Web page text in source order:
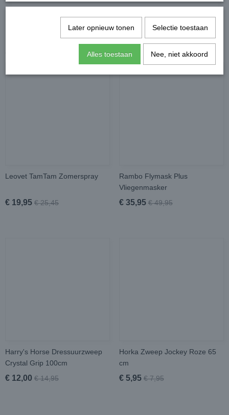
Leovet TamTam Zomerspray
€ 19,95 € 25,45
Rambo Flymask Plus
Vliegenmasker
€ 35,95 € 49,95
Harry's Horse Dressuurzweep
Crystal Grip 100cm
€ 12,00 € 14,95
Horka Zweep Jockey Roze 65
cm
€ 5,95 € 7,95
Later opnieuw tonen Selectie toestaan
Alles toestaan Nee, niet akkoord